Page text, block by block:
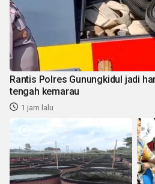
Rantis Polres Gunungkidul jadi
tengah kemarau
1 jam lalu